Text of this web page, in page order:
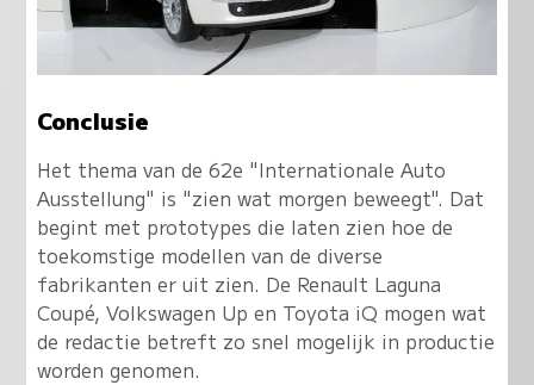
Conclusie
Het thema van de 62e "Internationale Auto
Ausstellung" is "zien wat morgen beweegt". Dat
begint met prototypes die laten zien hoe de
toekomstige modellen van de diverse
fabrikanten er uit zien. De Renault Laguna
Coupé, Volkswagen Up en Toyota iQ mogen wat
de redactie betreft zo snel mogelijk in productie
worden genomen.